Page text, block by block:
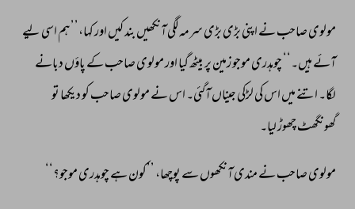
مولوی صاحب نے اپنی بڑی بڑی سرمہ لگی آنکھیں بند کیں اور کہا،’’ہم اسی لیے
آئے ہیں۔‘‘ چوہدری موجو زمین پر بیٹھ گیا اور مولوی صاحب کے پاؤں دبانے
لگا۔ اتنے میں اس کی لڑکی جیناں آگئی۔ اس نے مولوی صاحب کو دیکھا تو
گھونگھٹ چھوڑ لیا۔
مولوی صاحب نے مندی آنکھوں سے پوچھا، ’’کون ہے چوہدری موجو؟‘‘